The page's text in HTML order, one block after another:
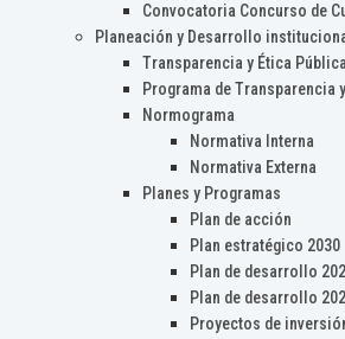
Convocatoria Concurso de
Planeación y Desarrollo
Transparencia y Ética Pública
Programa de Transparencia
Normograma
Normativa Interna
Normativa Externa
Planes y Programas
Plan de acción
Plan estratégico 2030
Plan de desarrollo
Plan de desarrollo
Proyectos de